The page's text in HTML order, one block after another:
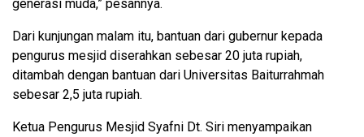
generasi muda,” pesannya.
Dari kunjungan malam itu, bantuan dari gubernur kepada
pengurus mesjid diserahkan sebesar 20 juta rupiah,
ditambah dengan bantuan dari Universitas Baiturrahmah
sebesar 2,5 juta rupiah.
Ketua Pengurus Mesjid Syafni Dt. Siri menyampaikan